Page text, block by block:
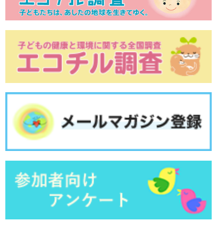
母乳による子育てのお話 その１
おねしょから夜尿症へ
お母さんとお子さんの栄養 ～塩分摂取について～
お母さんの体格と子どもの健康
妊婦健診と母子健康手帳
管理栄養士からのメッセージ：日本文化の継承 ~お茶~
子どもの肥満
小児科医からのメッセージ：自宅に隠れている危険なもの
管理栄養士からのメッセージ：暮らしに宿る「美」